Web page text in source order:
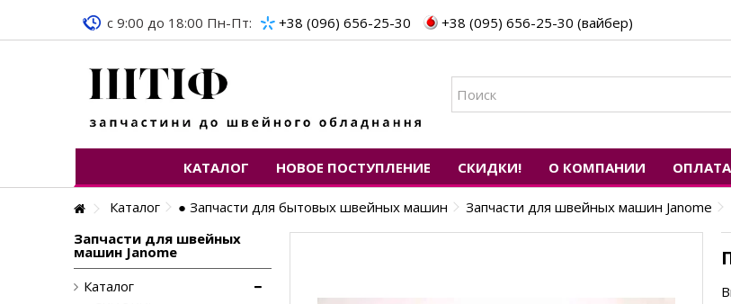
c 9:00 до 18:00 Пн-Пт: +38 (096) 656-25-30 +38 (095) 656-25-30 (вайбер)
КАТАЛОГ НОВОЕ ПОСТУПЛЕНИЕ СКИДКИ! О КОМПАНИИ
Каталог ● Запчасти для бытовых швейных машин Запчасти для швейных машин Janome
Запчасти для швейных
машин Janome
Каталог